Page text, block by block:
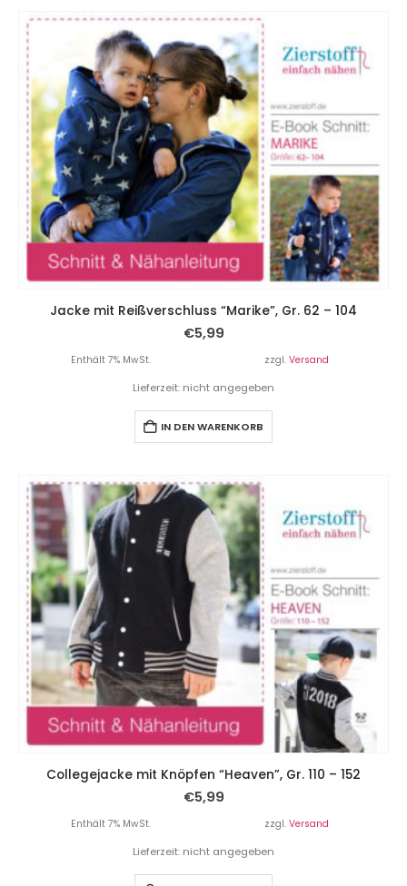
Jacke mit Reißverschluss “Marike”, Gr. 62 – 104
€5,99
Enthält 7% MwSt. zzgl. Versand
Lieferzeit: nicht angegeben
IN DEN WARENKORB
Collegejacke mit Knöpfen “Heaven”, Gr. 110 – 152
€5,99
Enthält 7% MwSt. zzgl. Versand
Lieferzeit: nicht angegeben